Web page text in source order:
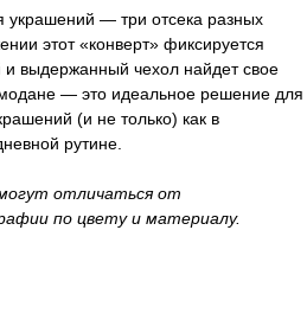
украшений — три отсека разных
этот «конверт» фиксируется
выдержанный чехол найдет свое
— это идеальное решение для
(и не только) как в
рутине.
отличаться от
по цвету и материалу.